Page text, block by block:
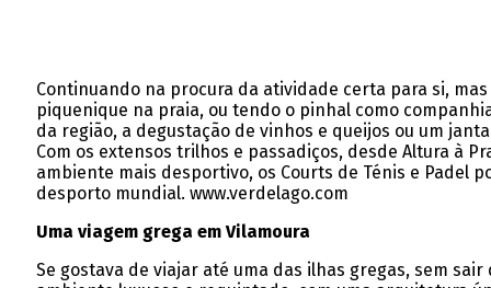
Continuando na procura da atividade certa para si,
piquenique na praia, ou tendo o pinhal como
da região, a degustação de vinhos e queijos ou um
Com os extensos trilhos e passadiços, desde Altura à
ambiente mais desportivo, os Courts de Ténis e Padel
desporto mundial. www.verdelago.com
Uma viagem grega em Vilamoura
Se gostava de viajar até uma das ilhas gregas, sem